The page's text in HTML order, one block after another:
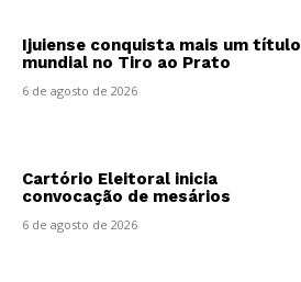
Ijuiense conquista mais um título
mundial no Tiro ao Prato
6 de agosto de 2026
Cartório Eleitoral inicia
convocação de mesários
6 de agosto de 2026